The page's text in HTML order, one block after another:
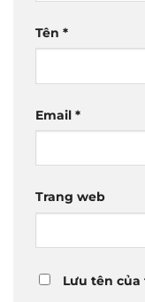
Tên *
Email *
Trang web
Lưu tên